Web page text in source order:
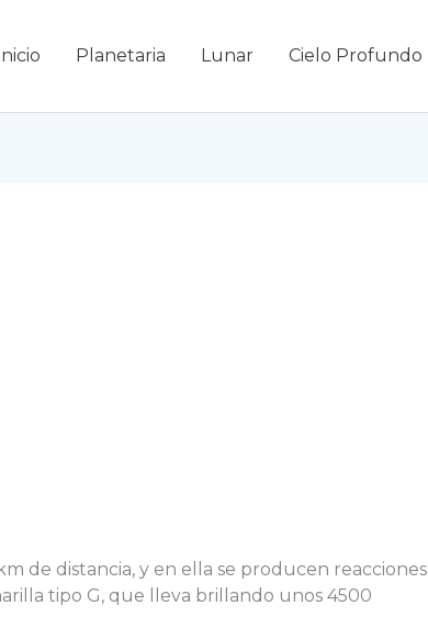
Planetaria Lunar Cielo Profundo
de distancia, y en ella se producen reacciones
tipo G, que lleva brillando unos 4500